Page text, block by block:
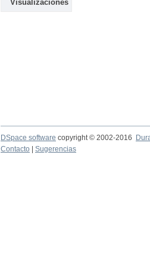
Visualizaciones
DSpace software copyright © 2002-2016
Contacto
Sugerencias